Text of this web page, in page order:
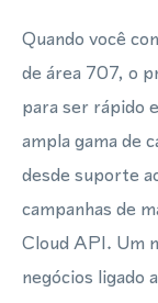
Quando você
de área 707, o
para ser rápido
ampla gama de
desde suporte
campanhas de
Cloud API. Um
negócios ligado